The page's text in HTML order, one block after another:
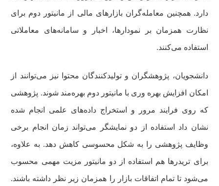
دارد. همچنین معامله‌گران بازارهای مالی از مانیتور دوم برای
نظارت همزمان بر نمودارها، اخبار و سامانه‌های معاملاتی
استفاده می‌کنند.
دانشجویان، پژوهشگران و تولیدکنندگان محتوا نیز می‌توانند از
امکان افزایش بهره وری با مانیتور دوم بهره‌مند شوند. پژوهشی
که روی فرایند مرور و استخراج داده‌های علمی انجام شده
نشان داد استفاده از دو نمایشگر می‌تواند زمان انجام برخی
وظایف پژوهشی را به شکل محسوسی کاهش دهد. به علاوه،
برای تریدرها هم استفاده از دو مانیتور مزیت مهمی محسوب
می‌شود تا تمام اتفاقات بازار را همزمان زیر نظر داشته باشند.